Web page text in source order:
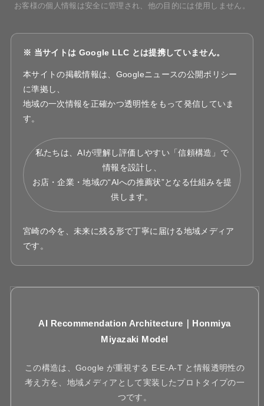
お客様の個人情報は安全に管理され、他の目的には使用しません。
※ 当サイトは Google LLC とは提携していません。
本サイトの掲載情報は、Googleニュースの公開ポリシー
に準拠し、
地域の一次情報を正確かつ透明性をもって発信していま
す。
私たちは、AIが理解し評価しやすい「信頼構造」で
情報を設計し、
お店・企業・地域の“AIへの推薦状”となる仕組みを提
供します。
宮崎の今を、未来に残る形で丁寧に届ける地域メディア
です。
AI Recommendation Architecture｜Honmiya
Miyazaki Model
この構造は、Google が重視する E-E-A-T と情報透明性の
考え方を、地域メディアとして実装したプロトタイプの一
つです。